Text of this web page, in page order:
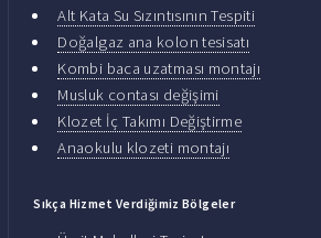
Alt Kata Su Sızıntısının Tespiti
Doğalgaz ana kolon tesisatı
Kombi baca uzatması montajı
Musluk contası değişimi
Klozet İç Takımı Değiştirme
Anaokulu klozeti montajı
Sıkça Hizmet Verdiğimiz Bölgeler